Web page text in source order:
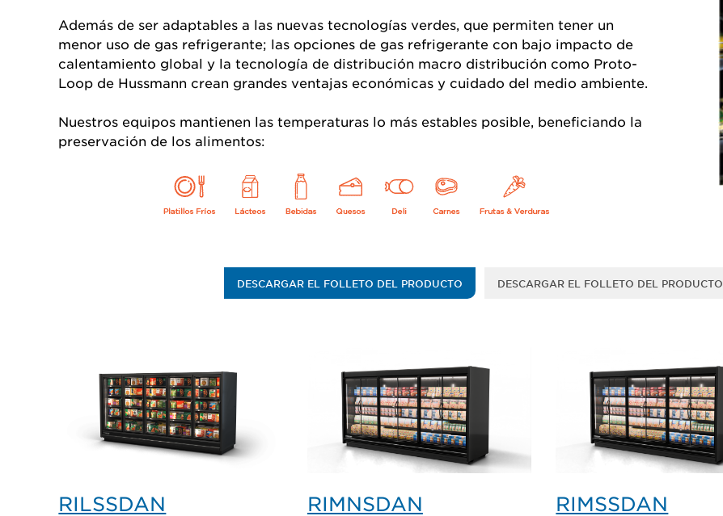
Además de ser adaptables a las nuevas tecnologías verdes, que permiten tener un
menor uso de gas refrigerante; las opciones de gas refrigerante con bajo impacto de
calentamiento global y la tecnología de distribución macro distribución como Proto-
Loop de Hussmann crean grandes ventajas económicas y cuidado del medio ambiente.
Nuestros equipos mantienen las temperaturas lo más estables posible, beneficiando la
preservación de los alimentos:
DESCARGAR EL FOLLETO DEL PRODUCTO DESCARGAR EL FOLLETO DEL PRODUCTO
RILSSDAN RIMNSDAN RIMSSDAN